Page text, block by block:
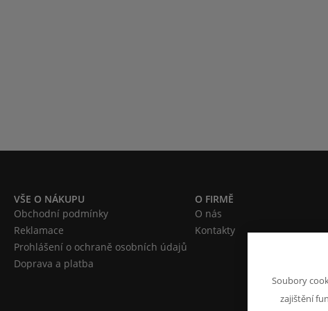
VŠE O NÁKUPU
Obchodní podmínky
Reklamace
Prohlášení o ochraně osobních údajů
Doprava a platba
O FIRMĚ
O nás
Kontakty
Soubory
zajištění